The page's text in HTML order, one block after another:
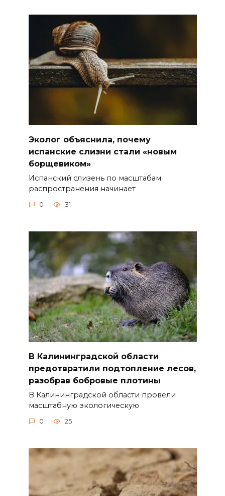
Эколог объяснила, почему
испанские слизни стали «новым
борщевиком»
Испанский слизень по масштабам
распространения начинает
0 31
В Калининградской области
предотвратили подтопление лесов,
разобрав бобровые плотины
В Калининградской области провели
масштабную экологическую
0 25